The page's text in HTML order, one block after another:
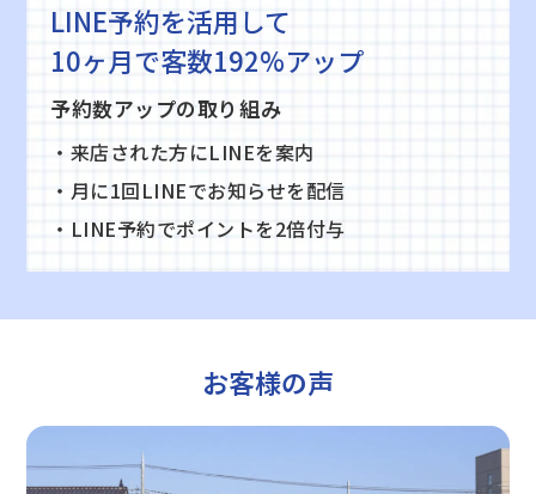
LINE予約を活用して
10ヶ月で客数192%アップ
予約数アップの取り組み
・来店された方にLINEを案内
・月に1回LINEでお知らせを配信
・LINE予約でポイントを2倍付与
お客様の声